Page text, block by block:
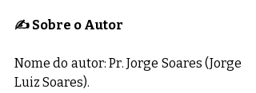
✍️ Sobre o Autor
Nome do autor: Pr. Jorge Soares (Jorge
Luiz Soares).